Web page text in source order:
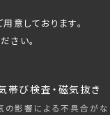
意しております。
さい。
帯び検査・磁気抜き
の影響による不具合がな